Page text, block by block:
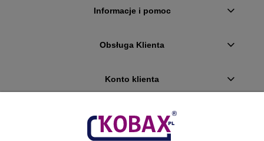
Informacje i pomoc
Obsługa Klienta
Konto klienta
Płatności i dostawa